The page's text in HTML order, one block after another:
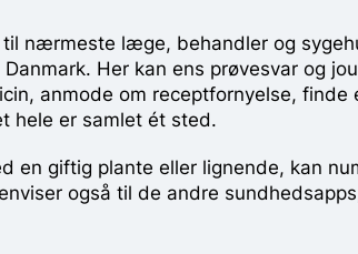
nærmeste læge, behandler og
Her kan ens prøvesvar og
anmode om receptfornyelse, finde
hele er samlet ét sted.
en giftig plante eller lignende, kan
også til de andre